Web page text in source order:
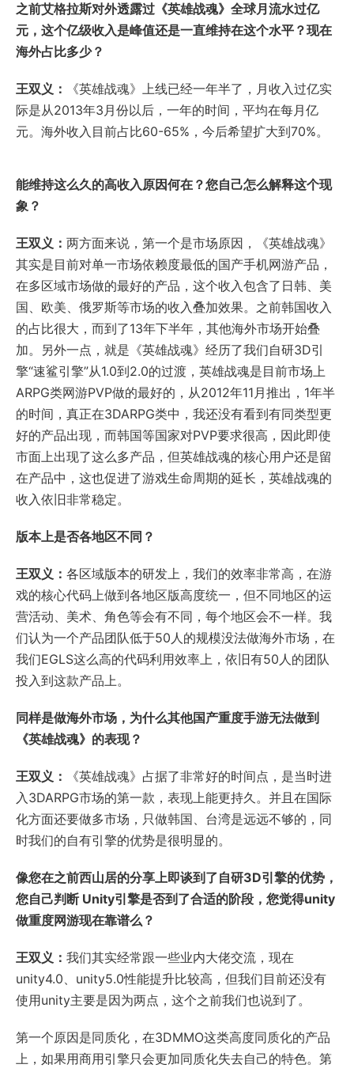
之前艾格拉斯对外透露过《英雄战魂》全球月流水过亿
元，这个亿级收入是峰值还是一直维持在这个水平？现在
海外占比多少？
王双义：
《英雄战魂》上线已经一年半了，月收入过亿实
际是从2013年3月份以后，一年的时间，平均在每月亿
元。海外收入目前占比60-65%，今后希望扩大到70%。
能维持这么久的高收入原因何在？您自己怎么解释这个现
象？
王双义： 两方面来说，第一个是市场原因，《英雄战魂》
其实是目前对单一市场依赖度最低的国产手机网游产品，
在多区域市场做的最好的产品，这个收入包含了日韩、美
国、欧美、俄罗斯等市场的收入叠加效果。之前韩国收入
的占比很大，而到了13年下半年，其他海外市场开始叠
加。另外一点，就是《英雄战魂》经历了我们自研3D引
擎“速鲨引擎”从1.0到2.0的过渡，英雄战魂是目前市场上
ARPG类网游PVP做的最好的，从2012年11月推出，1年半
的时间，真正在3DARPG类中，我还没有看到有同类型更
好的产品出现，而韩国等国家对PVP要求很高，因此即使
市面上出现了这么多产品，但英雄战魂的核心用户还是留
在产品中，这也促进了游戏生命周期的延长，英雄战魂的
收入依旧非常稳定。
版本上是否各地区不同？
王双义： 各区域版本的研发上，我们的效率非常高，在游
戏的核心代码上做到各地区版高度统一，但不同地区的运
营活动、美术、角色等会有不同，每个地区会不一样。我
们认为一个产品团队低于50人的规模没法做海外市场，在
我们EGLS这么高的代码利用效率上，依旧有50人的团队
投入到这款产品上。
同样是做海外市场，为什么其他国产重度手游无法做到
《英雄战魂》的表现？
王双义：
《英雄战魂》占据了非常好的时间点，是当时进
入3DARPG市场的第一款，表现上能更持久。并且在国际
化方面还要做多市场，只做韩国、台湾是远远不够的，同
时我们的自有引擎的优势是很明显的。
像您在之前西山居的分享上即谈到了自研3D引擎的优势，
您自己判断 Unity引擎是否到了合适的阶段，您觉得unity
做重度网游现在靠谱么？
王双义： 我们其实经常跟一些业内大佬交流，现在
unity4.0、unity5.0性能提升比较高，但我们目前还没有
使用unity主要是因为两点，这个之前我们也说到了。
第一个原因是同质化，在3DMMO这类高度同质化的产品
上，如果用商用引擎只会更加同质化失去自己的特色。第